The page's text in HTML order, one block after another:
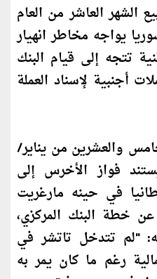
الشهر العاشر من العام
يواجه مخاطر انهيار
تتجه إلى قيام البنك
أجنبية لإسناد العملة
والعشرين من يناير/
فواز الأخرس إلى
في حينه مارغريت
خطة البنك المركزي،
"لم تتدخل تاتشر في
رغم ما كان يمر به